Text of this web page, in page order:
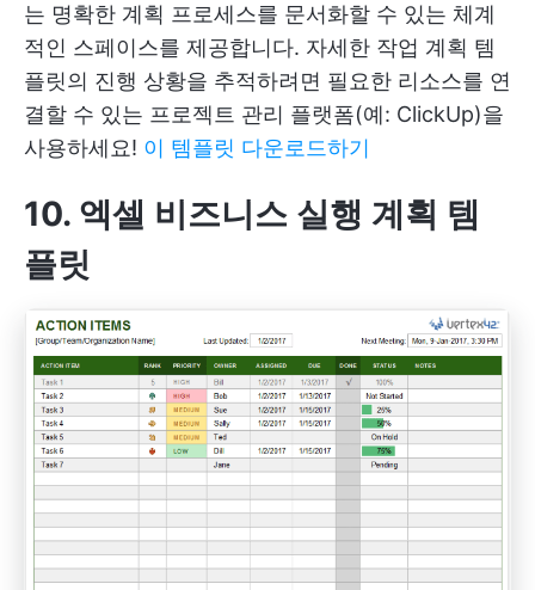
는 명확한 계획 프로세스를 문서화할 수 있는 체계
적인 스페이스를 제공합니다. 자세한 작업 계획 템
플릿의 진행 상황을 추적하려면 필요한 리소스를 연
결할 수 있는 프로젝트 관리 플랫폼(예: ClickUp)을
사용하세요! 이 템플릿 다운로드하기
10. 엑셀 비즈니스 실행 계획 템
플릿